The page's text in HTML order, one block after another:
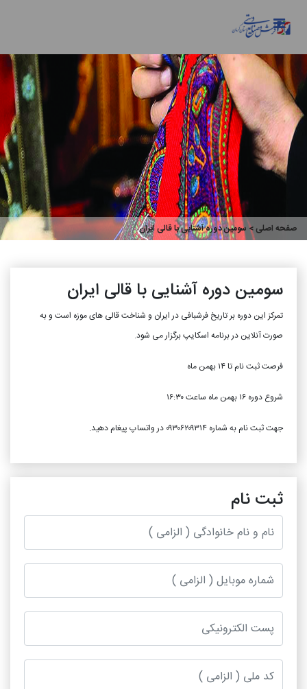
صفحه اصلی> سومین دوره آشنایی با قالی ایران
سومین دوره آشنایی با قالی ایران
تمرکز این دوره بر تاریخ فرشبافی در ایران و شناخت قالی های موزه است و به
صورت آنلاین در برنامه اسکایپ برگزار می شود.
فرصت ثبت نام تا ۱۴ بهمن ماه
شروع دوره ۱۶ بهمن ماه ساعت ۱۶:۳۰
جهت ثبت نام به شماره ۰۹۳۰۶۲۰۹۳۱۴ در واتساپ پیغام دهید.
ثبت نام